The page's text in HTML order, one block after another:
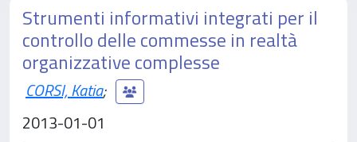
Strumenti informativi integrati per il
controllo delle commesse in realtà
organizzative complesse
CORSI, Katia;
2013-01-01